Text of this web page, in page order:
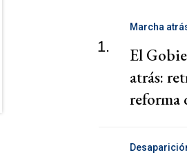
1.
Marcha
El
atrás:
reforma